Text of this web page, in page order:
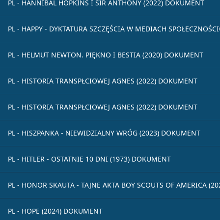
PL - HANNIBAL HOPKINS I SIR ANTHONY (2022) DOKUMENT
PL - HAPPY - DYKTATURA SZCZĘŚCIA W MEDIACH
PL - HELMUT NEWTON. PIĘKNO I BESTIA (2020) DOKUMENT
PL - HISTORIA TRANSPŁCIOWEJ AGNES (2022) DOKUMENT
PL - HISTORIA TRANSPŁCIOWEJ AGNES (2022) DOKUMENT
PL - HISZPANKA - NIEWIDZIALNY WRÓG (2023) DOKUMENT
PL - HITLER - OSTATNIE 10 DNI (1973) DOKUMENT
PL - HONOR SKAUTA - TAJNE AKTA BOY SCOUTS OF AMERICA
PL - HOPE (2024) DOKUMENT